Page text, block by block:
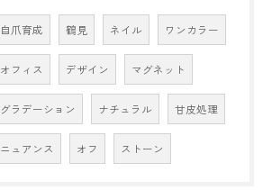
自爪育成 鶴見 ネイル ワンカラー
オフィス デザイン マグネット
グラデーション ナチュラル 甘皮処理
ニュアンス オフ ストーン